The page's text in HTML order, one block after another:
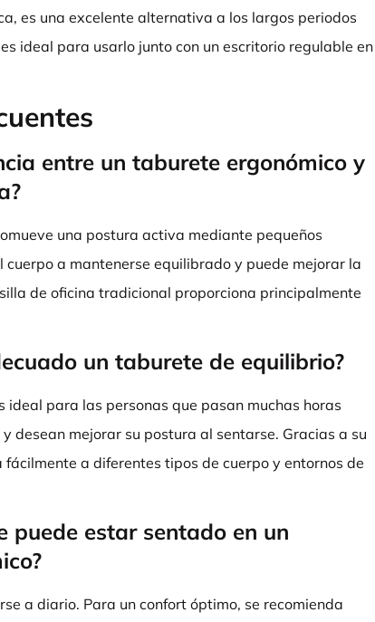
es una excelente alternativa a los largos periodos
ideal para usarlo junto con un escritorio regulable en
entre un taburete ergonómico y
una postura activa mediante pequeños
cuerpo a mantenerse equilibrado y puede mejorar la
de oficina tradicional proporciona principalmente
un taburete de equilibrio?
ideal para las personas que pasan muchas horas
desean mejorar su postura al sentarse. Gracias a su
a diferentes tipos de cuerpo y entornos de
puede estar sentado en un
a diario. Para un confort óptimo, se recomienda